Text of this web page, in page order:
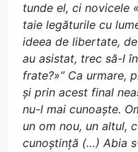
tunde el, ci novicele
taie legăturile cu
ideea de libertate,
au asistat, trec să-l
frate?»” Ca urmare,
și prin acest final
nu-l mai cunoaște.
un om nou, un altul,
cunoștință (…) Abia